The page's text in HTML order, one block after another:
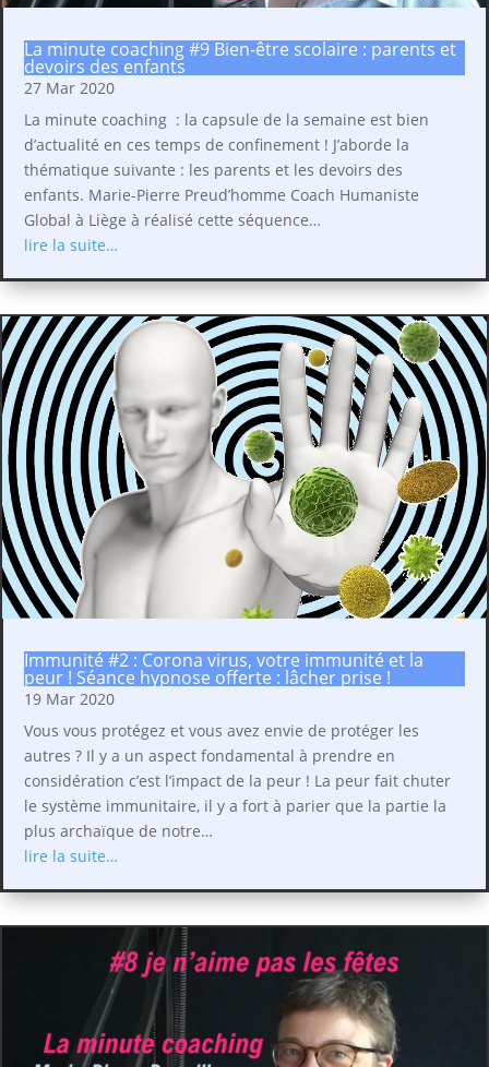
La minute coaching #9 Bien-être scolaire : parents et
devoirs des enfants
27 Mar 2020
La minute coaching : la capsule de la semaine est bien
d’actualité en ces temps de confinement ! J’aborde la
thématique suivante : les parents et les devoirs des
enfants. Marie-Pierre Preud’homme Coach Humaniste
Global à Liège à réalisé cette séquence…
lire la suite…
Immunité #2 : Corona virus, votre immunité et la
peur ! Séance hypnose offerte : lâcher prise !
19 Mar 2020
Vous vous protégez et vous avez envie de protéger les
autres ? Il y a un aspect fondamental à prendre en
considération c’est l’impact de la peur ! La peur fait chuter
le système immunitaire, il y a fort à parier que la partie la
plus archaïque de notre…
lire la suite…